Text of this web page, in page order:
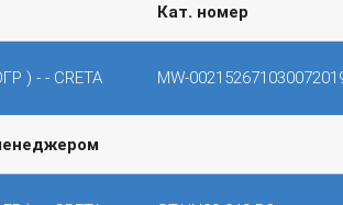
Кат. номер
) - - CRETA MW-